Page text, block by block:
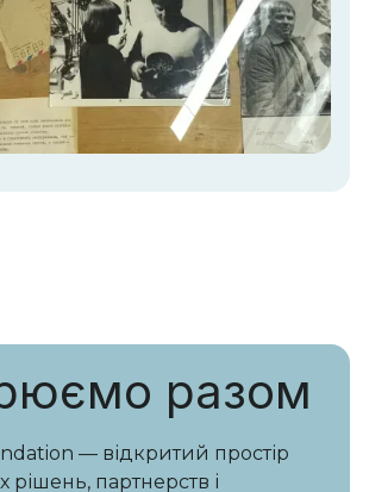
разом
— відкритий простір
рішень, партнерств і